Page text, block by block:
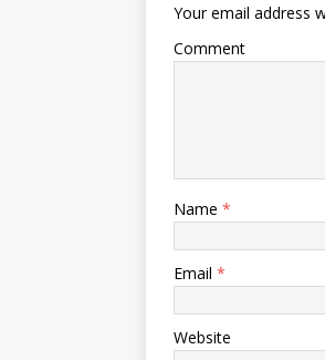
Your email address
Comment
Name *
Email *
Website